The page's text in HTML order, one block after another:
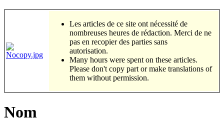
Les articles de ce site ont nécessité de
nombreuses heures de rédaction. Merci de ne
pas en recopier des parties sans
autorisation.
Many hours were spent on these articles.
Please don't copy part or make translations of
them without permission.
Nom